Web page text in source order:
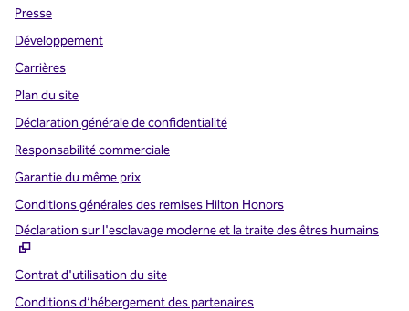
Presse
Développement
Carrières
Plan du site
Déclaration générale de confidentialité
Responsabilité commerciale
Garantie du même prix
Conditions générales des remises Hilton Honors
Déclaration sur l'esclavage moderne et la traite des êtres humains
Contrat d'utilisation du site
Conditions d’hébergement des partenaires